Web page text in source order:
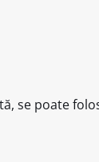
se poate